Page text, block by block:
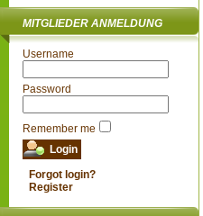
MITGLIEDER ANMELDUNG
Username
Password
Remember me
Forgot login?
Register